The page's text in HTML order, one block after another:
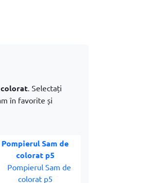
colorat. Selectați
în favorite și
Pompierul Sam de
colorat p5